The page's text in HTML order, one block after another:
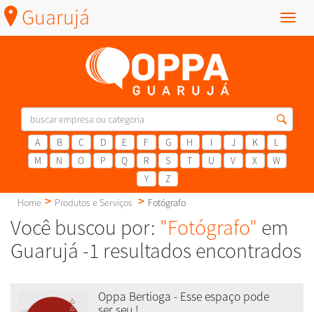
Menu
Guarujá
A B C D E F G H I J K
L
M
N O P Q R S T U V X
W
Y
Z
Home
Produtos e Serviços Fotógrafo
Você buscou por: "Fotógrafo" em
Guarujá -1 resultados encontrados
Oppa Bertioga - Esse espaço pode